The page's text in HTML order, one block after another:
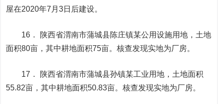
屋在2020年7月3日后建设。
16． 陕西省渭南市蒲城县陈庄镇某公用设施用地，土地
面积80亩，其中耕地面积75亩。核查发现实地为厂房。
17． 陕西省渭南市蒲城县孙镇某工业用地，土地面积
55.82亩，其中耕地面积50.83亩。核查发现实地为厂房。